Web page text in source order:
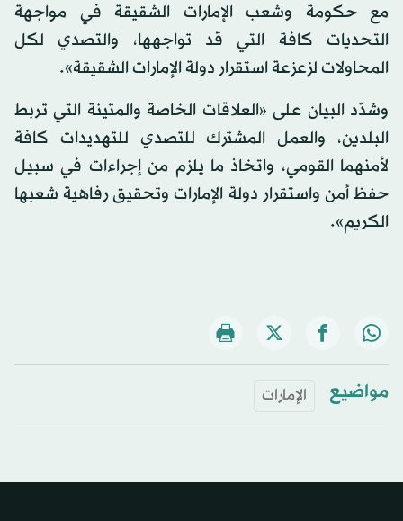
مع حكومة وشعب الإمارات الشقيقة في مواجهة
التحديات كافة التي قد تواجهها، والتصدي لكل
المحاولات لزعزعة استقرار دولة الإمارات الشقيقة».
وشدّد البيان على «العلاقات الخاصة والمتينة التي تربط
البلدين، والعمل المشترك للتصدي للتهديدات كافة
لأمنهما القومي، واتخاذ ما يلزم من إجراءات في سبيل
حفظ أمن واستقرار دولة الإمارات وتحقيق رفاهية شعبها
الكريم».
مواضيع الإمارات